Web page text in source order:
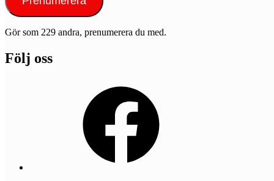
Gör som 229 andra, prenumerera du med.
Följ oss